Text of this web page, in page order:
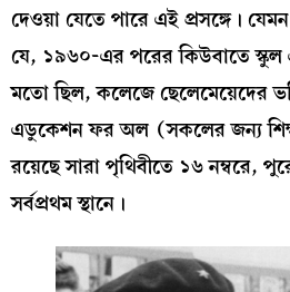
দেওয়া যেতে পারে এই প্রসঙ্গে।
যে, ১৯৬০-এর পরের কিউবাতে
মতো ছিল, কলেজে ছেলেমেয়েদের
এডুকেশন ফর অল (সকলের জন্য
রয়েছে সারা পৃথিবীতে ১৬ নম্বরে,
সর্বপ্রথম স্থানে।